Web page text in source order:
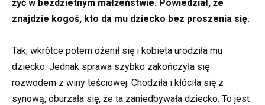
żyć w bezdzietnym małżeństwie. Powiedział, że
znajdzie kogoś, kto da mu dziecko bez proszenia się.
Tak, wkrótce potem ożenił się i kobieta urodziła mu
dziecko. Jednak sprawa szybko zakończyła się
rozwodem z winy teściowej. Chodziła i kłóciła się z
synową, oburzała się, że ta zaniedbywała dziecko. To jest